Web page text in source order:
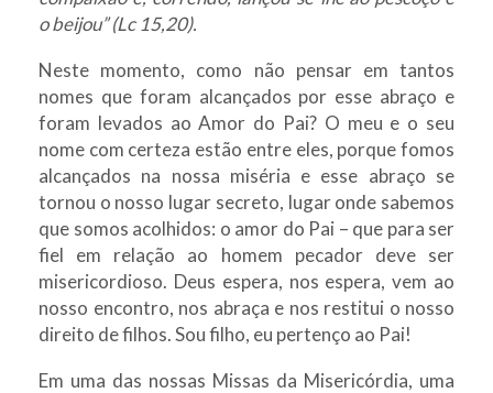
o beijou” (Lc 15,20).
Neste momento, como não pensar em tantos
nomes que foram alcançados por esse abraço e
foram levados ao Amor do Pai? O meu e o seu
nome com certeza estão entre eles, porque fomos
alcançados na nossa miséria e esse abraço se
tornou o nosso lugar secreto, lugar onde sabemos
que somos acolhidos: o amor do Pai – que para ser
fiel em relação ao homem pecador deve ser
misericordioso. Deus espera, nos espera, vem ao
nosso encontro, nos abraça e nos restitui o nosso
direito de filhos. Sou filho, eu pertenço ao Pai!
Em uma das nossas Missas da Misericórdia, uma